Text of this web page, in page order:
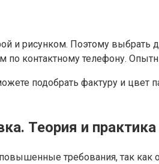
и рисунком. Поэтому
контактному телефону.
подобрать фактуру и цвет
Теория и практика
требования, так